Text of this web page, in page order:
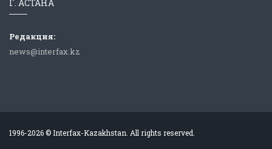
Г. АСТАНА
Редакция:
news@interfax.kz
1996-2026 © Interfax-Kazakhstan. All rights reserved.